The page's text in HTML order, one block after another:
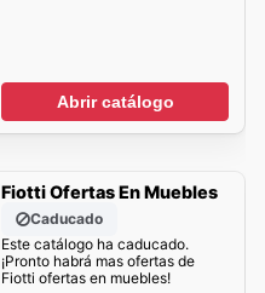
Abrir catálogo
Fiotti Ofertas En Muebles
Caducado
Este catálogo ha caducado.
¡Pronto habrá mas ofertas de
Fiotti ofertas en muebles!